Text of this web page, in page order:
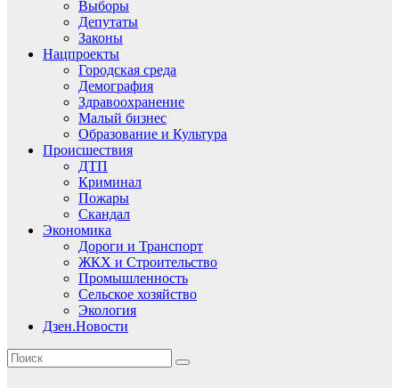
Выборы
Депутаты
Законы
Нацпроекты
Городская среда
Демография
Здравоохранение
Малый бизнес
Образование и Культура
Происшествия
ДТП
Криминал
Пожары
Скандал
Экономика
Дороги и Транспорт
ЖКХ и Строительство
Промышленность
Сельское хозяйство
Экология
Дзен.Новости